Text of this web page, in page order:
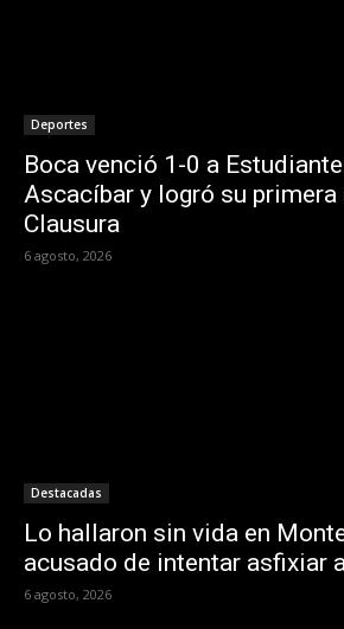
Deportes
Boca venció 1-0 a
Ascacíbar y logró su primera
Clausura
6 agosto, 2026
Destacadas
Lo hallaron sin vida en
acusado de intentar asfixiar
6 agosto, 2026